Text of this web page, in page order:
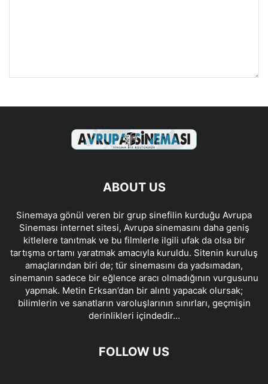
ABOUT US
Sinemaya gönül veren bir grup sinefilin kurduğu Avrupa
Sineması internet sitesi, Avrupa sinemasını daha geniş
kitlelere tanıtmak ve bu filmlerle ilgili ufak da olsa bir
tartışma ortamı yaratmak amacıyla kuruldu. Sitenin kuruluş
amaçlarından biri de; tür sinemasını da yadsımadan,
sinemanın sadece bir eğlence aracı olmadığının vurgusunu
yapmak. Metin Erksan’dan bir alıntı yapacak olursak;
bilimlerin ve sanatların varoluşlarının sınırları, geçmişin
derinlikleri içindedir…
FOLLOW US